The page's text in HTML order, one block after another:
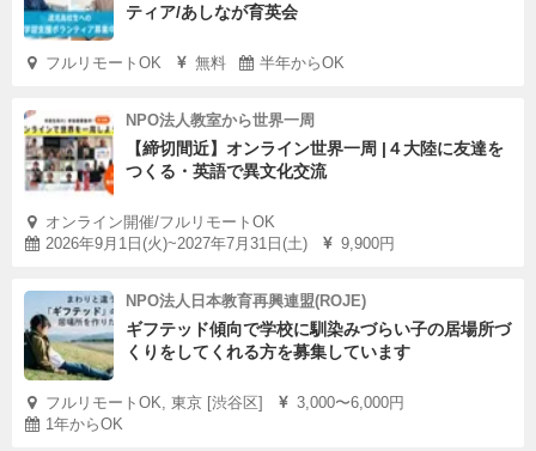
ティア/あしなが育英会
フルリモートOK 無料 半年からOK
NPO法人教室から世界一周
【締切間近】オンライン世界一周 |４大陸に友達を
つくる・英語で異文化交流
オンライン開催/フルリモートOK
2026年9月1日(火)~2027年7月31日(土)
9,900円
NPO法人日本教育再興連盟(ROJE)
ギフテッド傾向で学校に馴染みづらい子の居場所づ
くりをしてくれる方を募集しています
フルリモートOK, 東京 [渋谷区]
3,000〜6,000円
1年からOK